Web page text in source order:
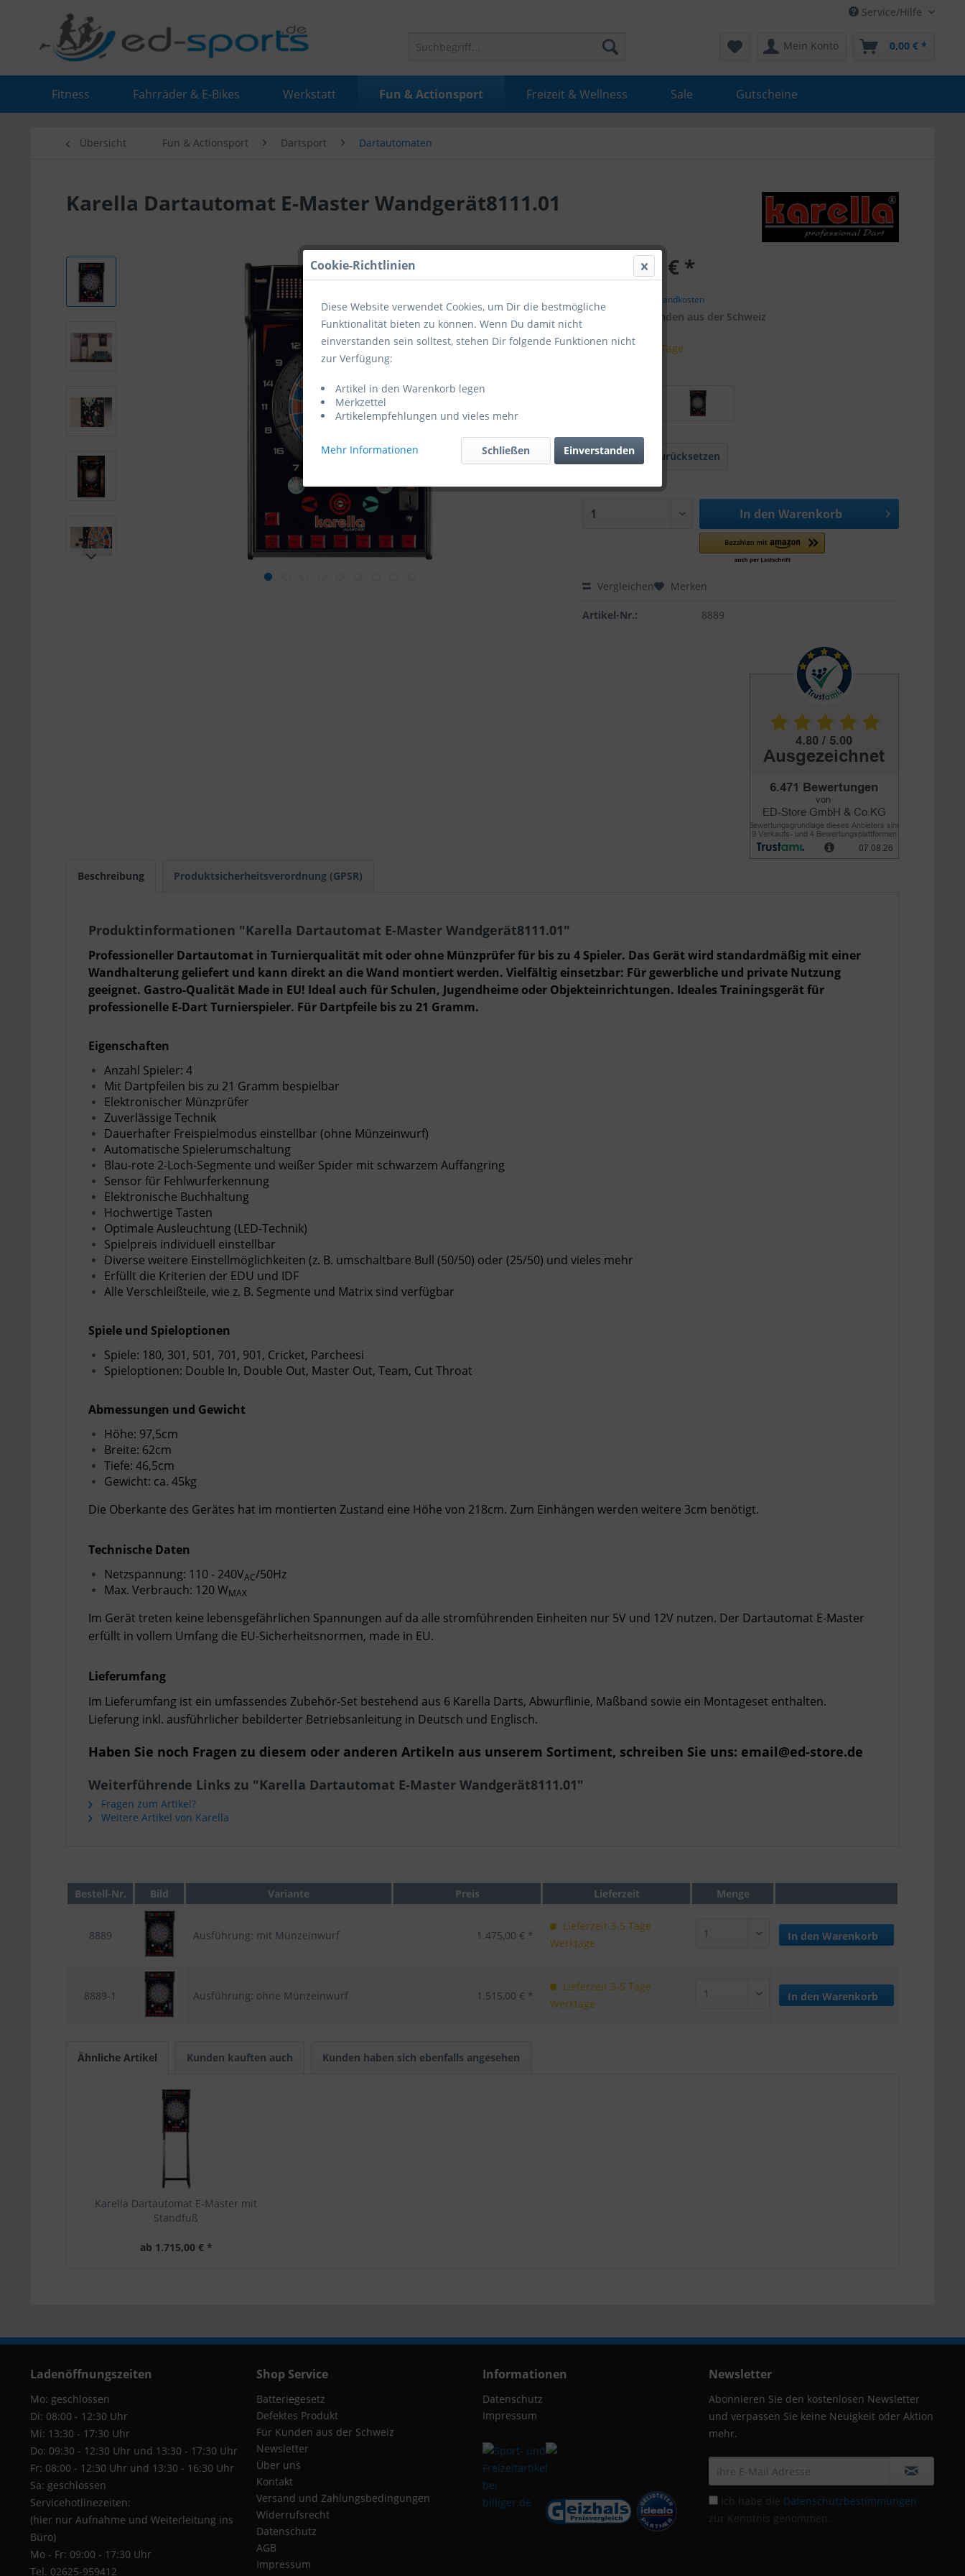
Service/Hilfe
Mein Konto 0,00 € *
Fitness Fahrräder & E-Bikes Werkstatt Fun & Actionsport Freizeit & Wellness Sale Gutscheine
Übersicht Fun & Actionsport Dartsport Dartautomaten
Karella Dartautomat E-Master Wandgerät8111.01
1.475,00 € *
inkl. Versandkosten
Kunden aus der Schweiz
Lieferzeit 3-5 Tage
Auswahl zurücksetzen
In den Warenkorb
Vergleichen Merken
Artikel-Nr.: 8889
Beschreibung Produktsicherheitsverordnung (GPSR)
Produktinformationen "Karella Dartautomat E-Master Wandgerät8111.01"
Professioneller Dartautomat in Turnierqualität mit oder ohne Münzprüfer für bis zu 4 Spieler. Das Gerät wird standardmäßig mit einer
Wandhalterung geliefert und kann direkt an die Wand montiert werden. Vielfältig einsetzbar: Für gewerbliche und private Nutzung
geeignet. Gastro-Qualität Made in EU! Ideal auch für Schulen, Jugendheime oder Objekteinrichtungen. Ideales Trainingsgerät für
professionelle E-Dart Turnierspieler. Für Dartpfeile bis zu 21 Gramm.
Eigenschaften
Anzahl Spieler: 4
Mit Dartpfeilen bis zu 21 Gramm bespielbar
Elektronischer Münzprüfer
Zuverlässige Technik
Dauerhafter Freispielmodus einstellbar (ohne Münzeinwurf)
Automatische Spielerumschaltung
Blau-rote 2-Loch-Segmente und weißer Spider mit schwarzem Auffangring
Sensor für Fehlwurferkennung
Elektronische Buchhaltung
Hochwertige Tasten
Optimale Ausleuchtung (LED-Technik)
Spielpreis individuell einstellbar
Diverse weitere Einstellmöglichkeiten (z. B. umschaltbare Bull (50/50) oder (25/50) und vieles mehr
Erfüllt die Kriterien der EDU und IDF
Alle Verschleißteile, wie z. B. Segmente und Matrix sind verfügbar
Spiele und Spieloptionen
Spiele: 180, 301, 501, 701, 901, Cricket, Parcheesi
Spieloptionen: Double In, Double Out, Master Out, Team, Cut Throat
Abmessungen und Gewicht
Höhe: 97,5cm
Breite: 62cm
Tiefe: 46,5cm
Gewicht: ca. 45kg
Die Oberkante des Gerätes hat im montierten Zustand eine Höhe von 218cm. Zum Einhängen werden weitere 3cm benötigt.
Technische Daten
Netzspannung: 110 - 240VAC/50Hz
Max. Verbrauch: 120 WMAX
Im Gerät treten keine lebensgefährlichen Spannungen auf da alle stromführenden Einheiten nur 5V und 12V nutzen. Der Dartautomat E-Master
erfüllt in vollem Umfang die EU-Sicherheitsnormen, made in EU.
Lieferumfang
Im Lieferumfang ist ein umfassendes Zubehör-Set bestehend aus 6 Karella Darts, Abwurflinie, Maßband sowie ein Montageset enthalten.
Lieferung inkl. ausführlicher bebilderter Betriebsanleitung in Deutsch und Englisch.
Haben Sie noch Fragen zu diesem oder anderen Artikeln aus unserem Sortiment, schreiben Sie uns: email@ed-store.de
Weiterführende Links zu "Karella Dartautomat E-Master Wandgerät8111.01"
Fragen zum Artikel?
Weitere Artikel von Karella
Bestell-Nr. Bild Variante Preis Lieferzeit Menge
8889 Ausführung: mit Münzeinwurf 1.475,00 € *
Lieferzeit 3-5 Tage
Werktage
In den Warenkorb
8889-1 Ausführung: ohne Münzeinwurf 1.515,00 € *
Lieferzeit 3-5 Tage
Werktage
In den Warenkorb
Ähnliche Artikel Kunden kauften auch Kunden haben sich ebenfalls angesehen
Karella Dartautomat E-Master mit
Standfuß
ab 1.715,00 € *
Ladenöffnungszeiten
Mo: geschlossen
Di: 08:00 - 12:30 Uhr
Mi: 13:30 - 17:30 Uhr
Do: 09:30 - 12:30 Uhr und 13:30 - 17:30 Uhr
Fr: 08:00 - 12:30 Uhr und 13:30 - 16:30 Uhr
Sa: geschlossen
Servicehotlinezeiten:
(hier nur Aufnahme und Weiterleitung ins
Büro)
Mo - Fr: 09:00 - 17:30 Uhr
Tel. 02625-959412
Shop Service
Batteriegesetz
Defektes Produkt
Für Kunden aus der Schweiz
Newsletter
Über uns
Kontakt
Versand und Zahlungsbedingungen
Widerrufsrecht
Datenschutz
AGB
Impressum
Informationen
Datenschutz
Impressum
Newsletter
Abonnieren Sie den kostenlosen Newsletter
und verpassen Sie keine Neuigkeit oder Aktion
mehr.
Ich habe die Datenschutzbestimmungen
zur Kenntnis genommen.
Cookie-Richtlinien
Diese Website verwendet Cookies, um Dir die bestmögliche
Funktionalität bieten zu können. Wenn Du damit nicht
einverstanden sein solltest, stehen Dir folgende Funktionen nicht
zur Verfügung:
Artikel in den Warenkorb legen
Merkzettel
Artikelempfehlungen und vieles mehr
Mehr Informationen Einverstanden
Schließen